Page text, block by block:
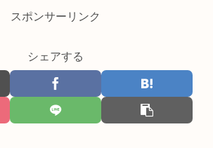
スポンサーリンク
シェアする